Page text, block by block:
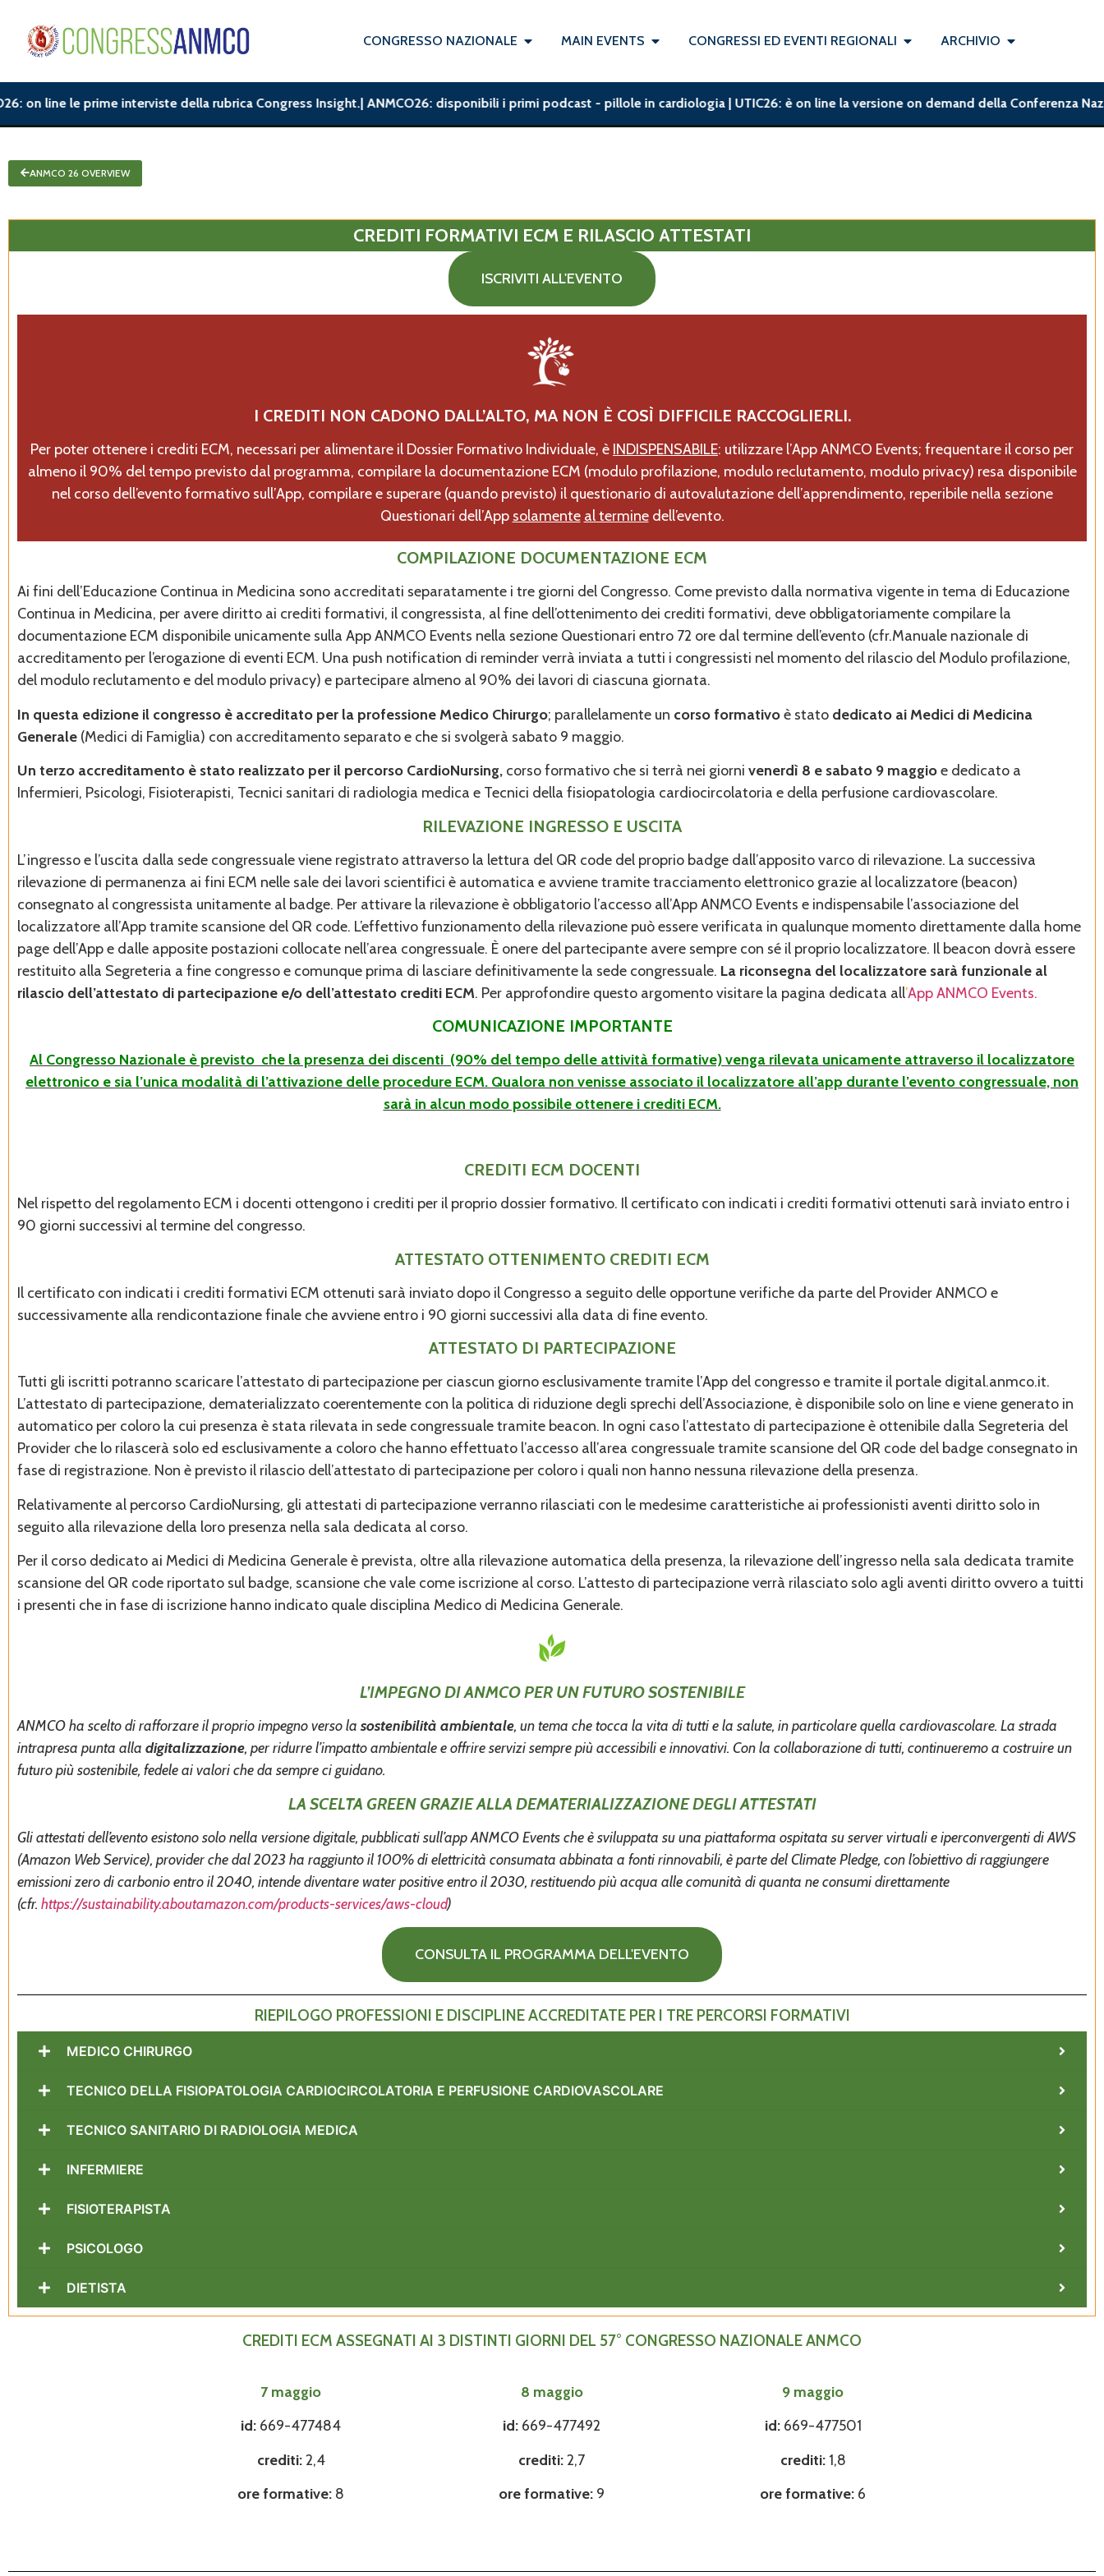
CONGRESSO NAZIONALE MAIN EVENTS CONGRESSI ED EVENTI REGIONALI ARCHIVIO
line le prime interviste della rubrica Congress Insight.| ANMCO26: disponibili i primi podcast - pillole in cardiologia | UTIC26: è on line la versione on demand della Conferenza Nazionale
ANMCO 26 OVERVIEW
CREDITI FORMATIVI ECM E RILASCIO ATTESTATI
ISCRIVITI ALL'EVENTO
I CREDITI NON CADONO DALL’ALTO, MA NON È COSÌ DIFFICILE RACCOGLIERLI.
Per poter ottenere i crediti ECM, necessari per alimentare il Dossier Formativo Individuale, è INDISPENSABILE: utilizzare l’App ANMCO Events; frequentare il corso per
almeno il 90% del tempo previsto dal programma, compilare la documentazione ECM (modulo profilazione, modulo reclutamento, modulo privacy) resa disponibile
nel corso dell’evento formativo sull’App, compilare e superare (quando previsto) il questionario di autovalutazione dell’apprendimento, reperibile nella sezione
Questionari dell’App solamente al terminedell’evento.
COMPILAZIONE DOCUMENTAZIONE ECM
Ai fini dell’Educazione Continua in Medicina sono accreditati separatamente i tre giorni del Congresso. Come previsto dalla normativa vigente in tema di Educazione
Continua in Medicina, per avere diritto ai crediti formativi, il congressista, al fine dell’ottenimento dei crediti formativi, deve obbligatoriamente compilare la
documentazione ECM disponibile unicamente sulla App ANMCO Events nella sezione Questionari entro 72 ore dal termine dell’evento (cfr.Manuale nazionale di
accreditamento per l’erogazione di eventi ECM. Una push notification di reminder verrà inviata a tutti i congressisti nel momento del rilascio del Modulo profilazione,
del modulo reclutamento e del modulo privacy) e partecipare almeno al 90% dei lavori di ciascuna giornata.
In questa edizione il congresso è accreditato per la professione Medico Chirurgo; parallelamente un corso formativoè stato dedicato ai Medici di Medicina
Generale (Medici di Famiglia) con accreditamento separato e che si svolgerà sabato 9 maggio.
Un terzo accreditamento è stato realizzato per il percorso CardioNursing, corso formativo che si terrà nei giorni venerdì 8 e sabato 9 maggioe dedicato a
Infermieri, Psicologi, Fisioterapisti, Tecnici sanitari di radiologia medica e Tecnici della fisiopatologia cardiocircolatoria e della perfusione cardiovascolare.
RILEVAZIONE INGRESSO E USCITA
L’ingresso e l’uscita dalla sede congressuale viene registrato attraverso la lettura del QR code del proprio badge dall’apposito varco di rilevazione. La successiva
rilevazione di permanenza ai fini ECM nelle sale dei lavori scientifici è automatica e avviene tramite tracciamento elettronico grazie al localizzatore (beacon)
consegnato al congressista unitamente al badge. Per attivare la rilevazione è obbligatorio l’accesso all’App ANMCO Events e indispensabile l’associazione del
localizzatore all’App tramite scansione del QR code. L’effettivo funzionamento della rilevazione può essere verificata in qualunque momento direttamente dalla home
page dell’App e dalle apposite postazioni collocate nell’area congressuale. È onere del partecipante avere sempre con sé il proprio localizzatore. Il beacon dovrà essere
restituito alla Segreteria a fine congresso e comunque prima di lasciare definitivamente la sede congressuale. La riconsegna del localizzatore sarà funzionale al
rilascio dell’attestato di partecipazione e/o dell’attestato crediti ECM. Per approfondire questo argomento visitare la pagina dedicata all’App ANMCO Events.
COMUNICAZIONE IMPORTANTE
Al Congresso Nazionale è previsto che la presenza dei discenti (90% del tempo delle attività formative) venga rilevata unicamente attraverso il localizzatore
elettronico e sia l’unica modalità di l’attivazione delle procedure ECM. Qualora non venisse associato il localizzatore all’app durante l’evento congressuale, non
sarà in alcun modo possibile ottenere i crediti ECM.
CREDITI ECM DOCENTI
Nel rispetto del regolamento ECM i docenti ottengono i crediti per il proprio dossier formativo. Il certificato con indicati i crediti formativi ottenuti sarà inviato entro i
90 giorni successivi al termine del congresso.
ATTESTATO OTTENIMENTO CREDITI ECM
Il certificato con indicati i crediti formativi ECM ottenuti sarà inviato dopo il Congresso a seguito delle opportune verifiche da parte del Provider ANMCO e
successivamente alla rendicontazione finale che avviene entro i 90 giorni successivi alla data di fine evento.
ATTESTATO DI PARTECIPAZIONE
Tutti gli iscritti potranno scaricare l’attestato di partecipazione per ciascun giorno esclusivamente tramite l’App del congresso e tramite il portale digital.anmco.it.
L’attestato di partecipazione, dematerializzato coerentemente con la politica di riduzione degli sprechi dell’Associazione, è disponibile solo on line e viene generato in
automatico per coloro la cui presenza è stata rilevata in sede congressuale tramite beacon. In ogni caso l’attestato di partecipazione è ottenibile dalla Segreteria del
Provider che lo rilascerà solo ed esclusivamente a coloro che hanno effettuato l’accesso all’area congressuale tramite scansione del QR code del badge consegnato in
fase di registrazione. Non è previsto il rilascio dell’attestato di partecipazione per coloro i quali non hanno nessuna rilevazione della presenza.
Relativamente al percorso CardioNursing, gli attestati di partecipazione verranno rilasciati con le medesime caratteristiche ai professionisti aventi diritto solo in
seguito alla rilevazione della loro presenza nella sala dedicata al corso.
Per il corso dedicato ai Medici di Medicina Generale è prevista, oltre alla rilevazione automatica della presenza, la rilevazione dell’ingresso nella sala dedicata tramite
scansione del QR code riportato sul badge, scansione che vale come iscrizione al corso. L’attesto di partecipazione verrà rilasciato solo agli aventi diritto ovvero a tuitti
i presenti che in fase di iscrizione hanno indicato quale disciplina Medico di Medicina Generale.
L’IMPEGNO DI ANMCO PER UN FUTURO SOSTENIBILE
ANMCO ha scelto di rafforzare il proprio impegno verso la sostenibilità ambientale, un tema che tocca la vita di tutti e la salute, in particolare quella cardiovascolare. La strada
intrapresa punta alla digitalizzazione, per ridurre l’impatto ambientale e offrire servizi sempre più accessibili e innovativi. Con la collaborazione di tutti, continueremo a costruire un
futuro più sostenibile, fedele ai valori che da sempre ci guidano.
LA SCELTA GREEN GRAZIE ALLA DEMATERIALIZZAZIONE DEGLI ATTESTATI
Gli attestati dell’evento esistono solo nella versione digitale, pubblicati sull’app ANMCO Events che è sviluppata su una piattaforma ospitata su server virtuali e iperconvergenti di AWS
(Amazon Web Service), provider che dal 2023 ha raggiunto il 100% di elettricità consumata abbinata a fonti rinnovabili, è parte del Climate Pledge, con l’obiettivo di raggiungere
emissioni zero di carbonio entro il 2040, intende diventare water positive entro il 2030, restituendo più acqua alle comunità di quanta ne consumi direttamente
(cfr. https://sustainability.aboutamazon.com/products-services/aws-cloud)
CONSULTA IL PROGRAMMA DELL'EVENTO
RIEPILOGO PROFESSIONI E DISCIPLINE ACCREDITATE PER I TRE PERCORSI FORMATIVI
MEDICO CHIRURGO
TECNICO DELLA FISIOPATOLOGIA CARDIOCIRCOLATORIA E PERFUSIONE CARDIOVASCOLARE
TECNICO SANITARIO DI RADIOLOGIA MEDICA
INFERMIERE
FISIOTERAPISTA
PSICOLOGO
DIETISTA
CREDITI ECM ASSEGNATI AI 3 DISTINTI GIORNI DEL 57° CONGRESSO NAZIONALE ANMCO
7 maggio
id: 669-477484
crediti:2,4
ore formative: 8
8 maggio
id: 669-477492
crediti:2,7
ore formative: 9
9 maggio
id:669-477501
crediti:1,8
ore formative: 6